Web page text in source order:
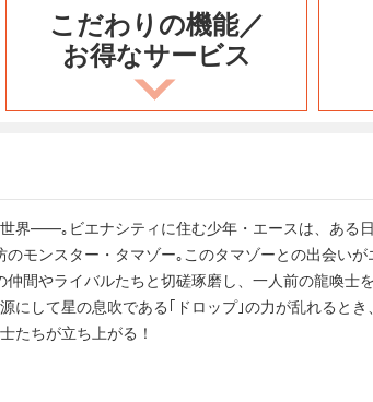
こだわりの機能／
お得なサービス
界――｡ビエナシティに住む少年・エースは、ある
モンスター・タマゾー｡このタマゾーとの出会い
間やライバルたちと切磋琢磨し、一人前の龍喚士
にして星の息吹である｢ドロップ｣の力が乱れると
たちが立ち上がる！